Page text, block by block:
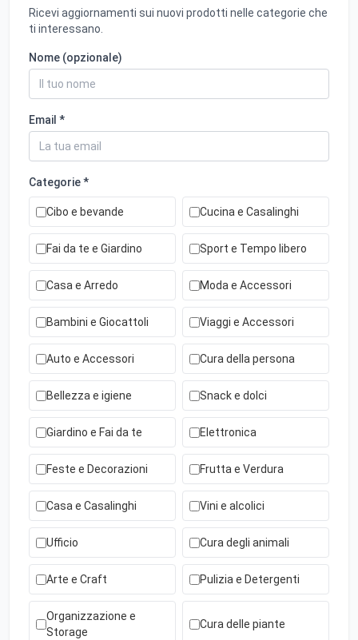
Ricevi aggiornamenti sui nuovi prodotti nelle categorie che
ti interessano.
Nome (opzionale)
Email *
Categorie *
Cibo e bevande Cucina e Casalinghi
Fai da te e Giardino Sport e Tempo libero
Casa e Arredo Moda e Accessori
Bambini e Giocattoli Viaggi e Accessori
Auto e Accessori Cura della persona
Bellezza e igiene Snack e dolci
Giardino e Fai da te Elettronica
Feste e Decorazioni Frutta e Verdura
Casa e Casalinghi Vini e alcolici
Ufficio Cura degli animali
Arte e Craft Pulizia e Detergenti
Organizzazione e
Storage
Cura delle piante